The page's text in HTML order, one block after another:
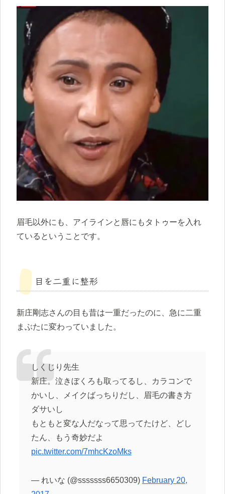
眉毛以外にも、アイラインと唇にもタトゥーを入れ
ているということです。
目を二重に整形
新庄剛志さんの目も昔は一重だったのに、急に二重
まぶたに変わっていました。
しくじり先生
新庄。泣きぼくろも取ってるし、カラコンで
かいし、メイクばっちりだし、眉毛の書き方
ダサいし
もともと変な人だなって思ってたけど、どし
たん、もう奇妙だよ
pic.twitter.com/7mhcKzoMks
— れいな (@sssssss6650309) February 20,